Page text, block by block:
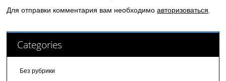
Для отправки комментария вам необходимоавторизоваться
Categories
Без рубрики